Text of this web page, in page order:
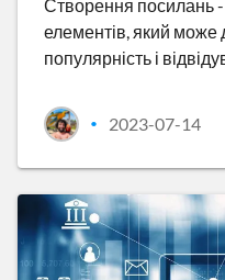
Створення посилань
елементів, який може
популярність і
• 2023-07-14